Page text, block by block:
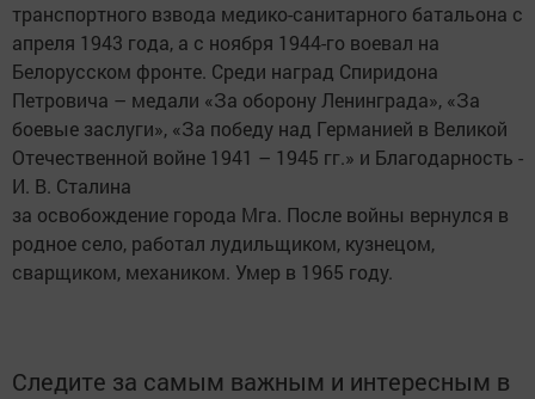
транспортного взвода медико-санитарного батальона с
апреля 1943 года, а с ноября 1944-го воевал на
Белорусском фронте. Среди наград Спиридона
Петровича – медали «За оборону Ленинграда», «За
боевые заслуги», «За победу над Германией в Великой
Отечест­венной войне 1941 – 1945 гг.» и Благодарность ­
И. В. Сталина
за освобождение города Мга. После войны вернулся в
родное село, работал лудильщиком, кузнецом,
сварщиком, ­механиком. Умер в 1965 году.
Следите за самым важным и интересным в